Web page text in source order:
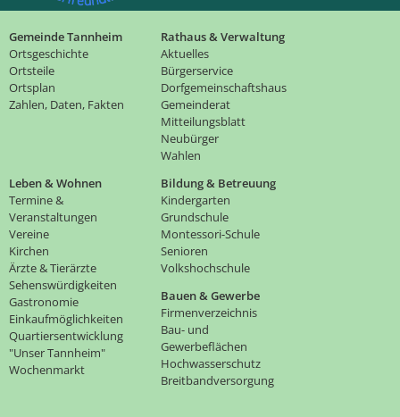
Gemeinde Tannheim
Ortsgeschichte
Ortsteile
Ortsplan
Zahlen, Daten, Fakten
Rathaus & Verwaltung
Aktuelles
Bürgerservice
Dorfgemeinschaftshaus
Gemeinderat
Mitteilungsblatt
Neubürger
Wahlen
Leben & Wohnen
Termine &
Veranstaltungen
Vereine
Kirchen
Ärzte & Tierärzte
Sehenswürdigkeiten
Gastronomie
Einkaufmöglichkeiten
Quartiersentwicklung
"Unser Tannheim"
Wochenmarkt
Bildung & Betreuung
Kindergarten
Grundschule
Montessori-Schule
Senioren
Volkshochschule
Bauen & Gewerbe
Firmenverzeichnis
Bau- und
Gewerbeflächen
Hochwasserschutz
Breitbandversorgung